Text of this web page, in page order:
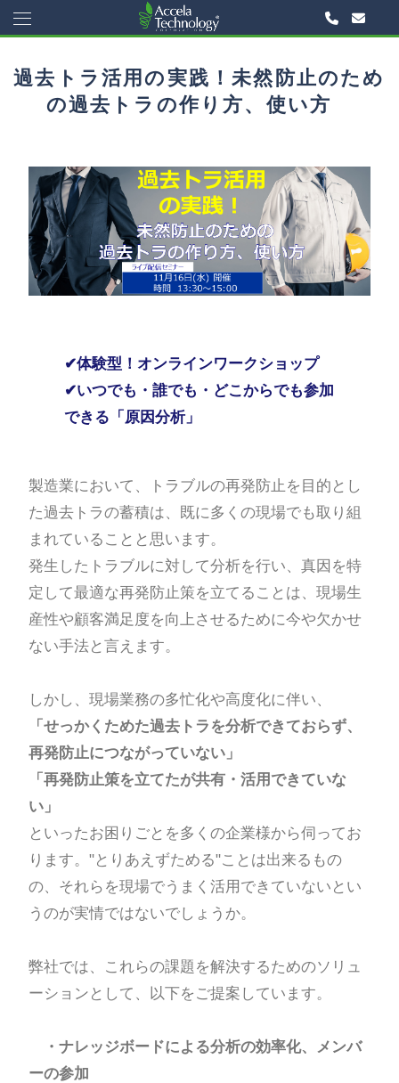
過去トラ活用の実践！未然防止のため
の過去トラの作り方、使い方
✔体験型！オンラインワークショップ
✔いつでも・誰でも・どこからでも参加
できる「原因分析」
製造業において、トラブルの再発防止を目的とし
た過去トラの蓄積は、既に多くの現場でも取り組
まれていることと思います。
発生したトラブルに対して分析を行い、真因を特
定して最適な再発防止策を立てることは、現場生
産性や顧客満足度を向上させるために今や欠かせ
ない手法と言えます。
しかし、現場業務の多忙化や高度化に伴い、
「せっかくためた過去トラを分析できておらず、
再発防止につながっていない」
「再発防止策を立てたが共有・活用できていな
い」
といったお困りごとを多くの企業様から伺ってお
ります。"とりあえずためる"ことは出来るもの
の、それらを現場でうまく活用できていないとい
うのが実情ではないでしょうか。
弊社では、これらの課題を解決するためのソリュ
ーションとして、以下をご提案しています。
・ナレッジボードによる分析の効率化、メンバ
ーの参加